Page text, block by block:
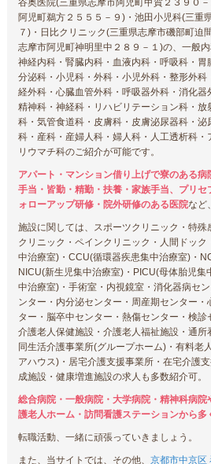
阿児町鵜方２５５５－９)・池田小児科(三重
７)・日比クリニック(三重県志摩市磯部町迫
志摩市阿児町神明里中２８９－１)の、一般
神経内科・腎臓内科・血液内科・呼吸科・
分泌科・小児科・外科・小児外科・整形外
経外科・心臓血管外科・呼吸器外科・消化器
精神科・神経科・リハビリテーション科・
科・気管食道科・皮膚科・皮膚泌尿器科・
科・産科・産婦人科・婦人科・人工透析科・
リウマチ科のご紹介が可能です。
アパート・マンション借り上げで寮のある病
手当・皆勤・精勤・扶養・家族手当、プリ
ォローアップ研修・院外研修のある医院など
施設に関しては、スポーツクリニック・特
クリニック・ペインクリニック・人間ドッ
中治療室)・CCU(循環器疾患集中治療室)・
NICU(新生児集中治療室)・PICU(母体胎児
中治療室)・手術室・内視鏡室・消化器病セ
ンター・内分泌センター・周産期センター
ター・脳卒中センター・熱傷センター・検診
介護老人保健施設・介護老人福祉施設・通
同生活介護事業所(グループホーム)・有料老
アハウス)・居宅介護支援事業所・在宅介護
成施設・健康増進施設の求人も多数紹介可。
総合病院・一般病院・大学病院・精神科病
護老人ホーム・訪問看護ステーションから多
転職活動、一緒に頑張っていきましょう。
また、当サイトでは、その他、 京都市中京区